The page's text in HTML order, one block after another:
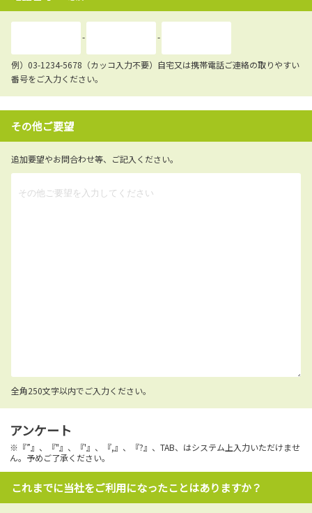
- -
例）03-1234-5678（カッコ入力不要）自宅又は携帯電話ご連絡の取りやすい
番号をご入力ください。
その他ご要望
追加要望やお問合わせ等、ご記入ください。
全角250文字以内でご入力ください。
アンケート
※『”』、『"』、『'』、『,』、『?』、TAB、はシステム上入力いただけませ
ん。予めご了承ください。
これまでに当社をご利用になったことはありますか？